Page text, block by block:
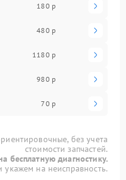
180 р
480 р
1180 р
980 р
70 р
без учета
стоимости запчастей.
бесплатную диагностику.
на неисправность.